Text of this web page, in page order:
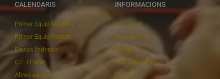
CALENDARIS
Primer Equip Masculí
Primer Equip Femení
Equips federats
C.E. El Vilar
Altres equips
INFORMACIONS
Actualitat
Inscripcions
Botiga
Documentació
Playoff